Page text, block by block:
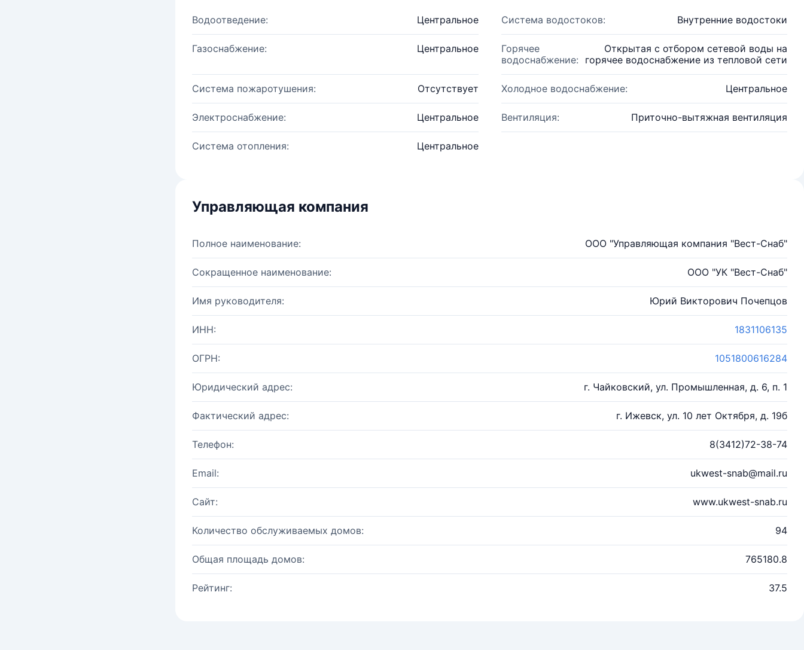
Водоотведение: Центральное Система водостоков: Внутренние водостоки
Газоснабжение: Центральное
Горячее
водоснабжение:
Открытая с отбором сетевой воды на
горячее водоснабжение из тепловой сети
Система пожаротушения: Отсутствует Холодное водоснабжение: Центральное
Электроснабжение: Центральное Вентиляция: Приточно-вытяжная вентиляция
Система отопления: Центральное
Управляющая компания
Полное наименование: ООО "Управляющая компания "Вест-Снаб"
Сокращенное наименование: ООО "УК "Вест-Снаб"
Имя руководителя: Юрий Викторович Почепцов
ИНН: 1831106135
ОГРН: 1051800616284
Юридический адрес: г. Чайковский, ул. Промышленная, д. 6, п. 1
Фактический адрес: г. Ижевск, ул. 10 лет Октября, д. 19б
Телефон: 8(3412)72-38-74
Email: ukwest-snab@mail.ru
Сайт: www.ukwest-snab.ru
Количество обслуживаемых домов: 94
Общая площадь домов: 765180.8
Рейтинг: 37.5